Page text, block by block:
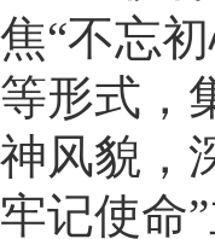
焦“不忘
等形式，
神风貌，
牢记使命